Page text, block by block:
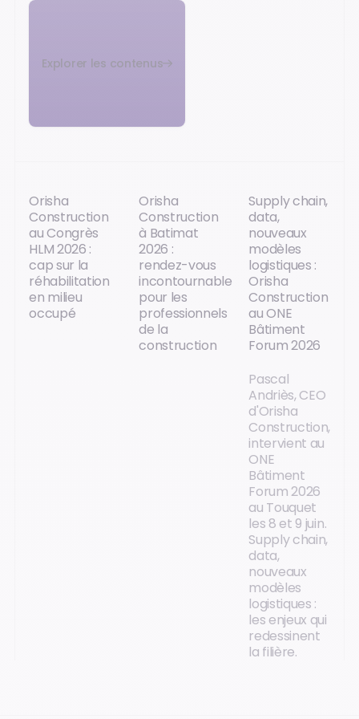
Explorer les contenus
Orisha
Construction
au Congrès
HLM 2026 :
cap sur la
réhabilitation
en milieu
occupé
Orisha
Construction
à Batimat
2026 :
rendez-vous
incontournable
pour les
professionnels
de la
construction
Supply chain,
data,
nouveaux
modèles
logistiques :
Orisha
Construction
au ONE
Bâtiment
Forum 2026
Pascal
Andriès, CEO
d'Orisha
Construction,
intervient au
ONE
Bâtiment
Forum 2026
au Touquet
les 8 et 9 juin.
Supply chain,
data,
nouveaux
modèles
logistiques :
les enjeux qui
redessinent
la filière.